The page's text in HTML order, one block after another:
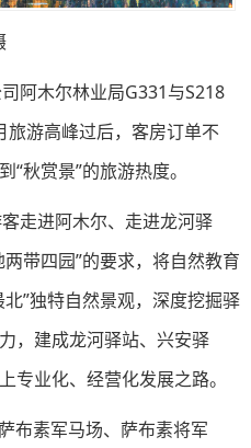
阿木尔林业局G331与S218
游高峰过后，客房订单不
秋赏景”的旅游热度。
走进阿木尔、走进龙河驿
带四园”的要求，将自然教育
”独特自然景观，深度挖掘驿
，建成龙河驿站、兴安驿
专业化、经营化发展之路。
布素军马场、萨布素将军